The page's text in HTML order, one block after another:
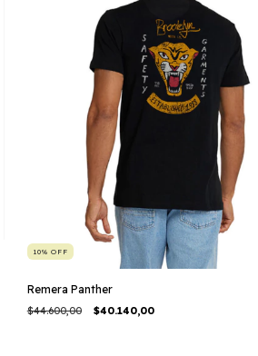
10% OFF
Remera Panther
$44.600,00 $40.140,00